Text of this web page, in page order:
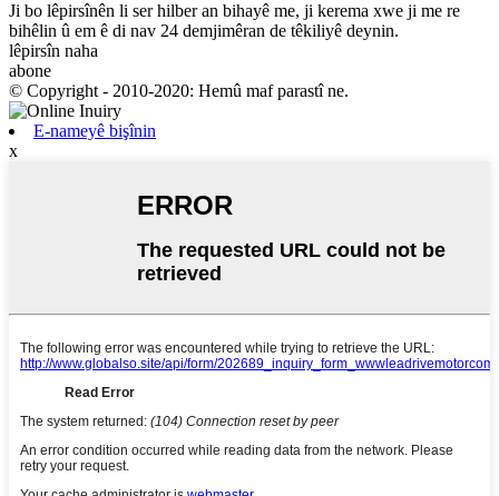
Ji bo lêpirsînên li ser hilber an bihayê me, ji kerema xwe ji me re
bihêlin û em ê di nav 24 demjimêran de têkiliyê deynin.
lêpirsîn naha
abone
© Copyright - 2010-2020: Hemû maf parastî ne.
E-nameyê bişînin
x